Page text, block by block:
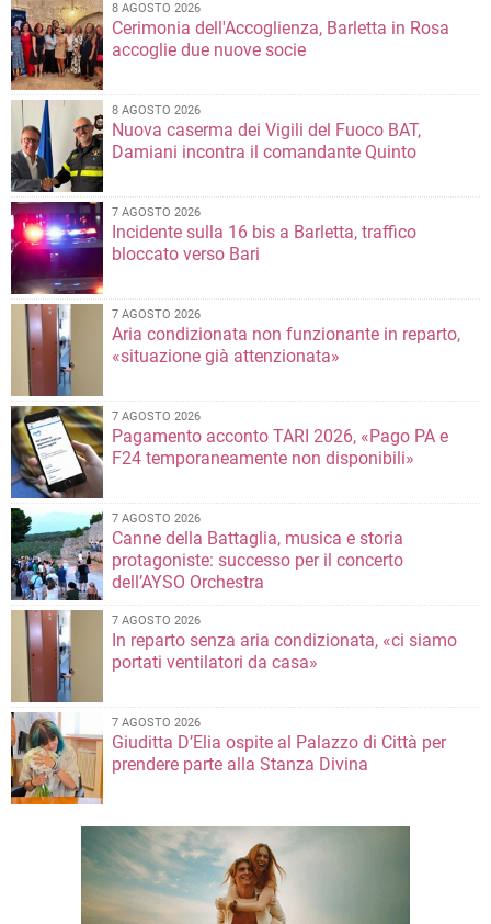
8 AGOSTO 2026
Cerimonia dell'Accoglienza, Barletta in Rosa
accoglie due nuove socie
8 AGOSTO 2026
Nuova caserma dei Vigili del Fuoco BAT,
Damiani incontra il comandante Quinto
7 AGOSTO 2026
Incidente sulla 16 bis a Barletta, traffico
bloccato verso Bari
7 AGOSTO 2026
Aria condizionata non funzionante in reparto,
«situazione già attenzionata»
7 AGOSTO 2026
Pagamento acconto TARI 2026, «Pago PA e
F24 temporaneamente non disponibili»
7 AGOSTO 2026
Canne della Battaglia, musica e storia
protagoniste: successo per il concerto
dell’AYSO Orchestra
7 AGOSTO 2026
In reparto senza aria condizionata, «ci siamo
portati ventilatori da casa»
7 AGOSTO 2026
Giuditta D’Elia ospite al Palazzo di Città per
prendere parte alla Stanza Divina